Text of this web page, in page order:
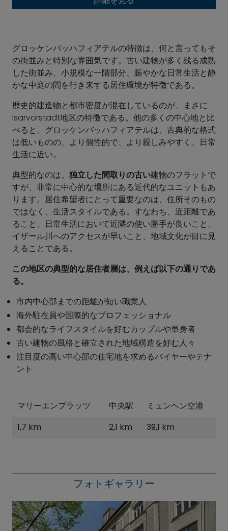
グロッケンバッハフィアテルの特徴は、何と言ってもそ
の街並みと特別な雰囲気です。古い建物が多く残る成熟
した街並み、小規模な一階部分、賑やかな日常生活と静
かな中庭の間を行き来する居住環境が特徴である。
歴史的建造物と都市密度が混在しているのが、まさに
Isarvorstadt地区の特徴である。他の多くの中心地と比
べると、グロッケンバッハフィアテルは、古典的な格式
は低いものの、より個性的で、より親しみやすく、日常
生活に近い。
典型的なのは、 独立した間取りの古い建物のフラットで
すが、非常に中心的な場所にある近代的なユニットもあ
ります。居住希望者にとって重要なのは、住所そのもの
ではなく、生活スタイルである。すなわち、近距離であ
ること、日常生活において近隣の使い勝手が良いこと、
イザール川へのアクセスが早いこと、地域文化が目に見
えることである。
この地区の典型的な居住者層は、例えば以下の通りであ
る。
市内中心部までの距離が短い職業人
海外駐在員や国際的なプロフェッショナル
都会的なライフスタイルを好むカップルや単身者
古い建物の風格と確立された地域構造を好む人々
注目度の高い中心部の住宅地を求めるバイヤーやテナ
ント
マリーエンプラッツ 中央駅
ミュンヘン空港
1,7 km
2,1 km 39,1 km
フォトギャラリー